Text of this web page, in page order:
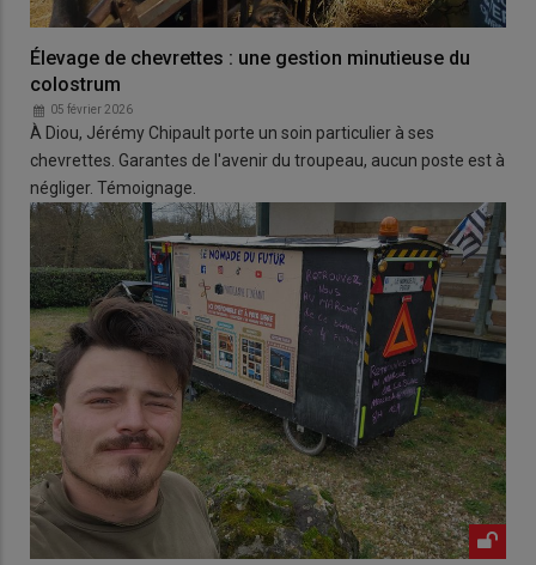
Élevage de chevrettes : une gestion minutieuse du
colostrum
05 février 2026
À Diou, Jérémy Chipault porte un soin particulier à ses
chevrettes. Garantes de l'avenir du troupeau, aucun poste est à
négliger. Témoignage.